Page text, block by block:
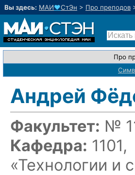
Вы здесь: МАИ♥СтЭн > Про преподов
Про
Андрей
Факультет: №
Кафедра: 1101,
«Технологии и